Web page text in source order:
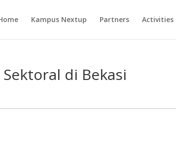
Kampus Nextup Partners Activities
di Bekasi